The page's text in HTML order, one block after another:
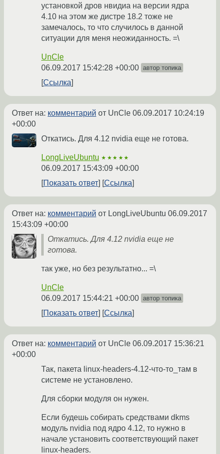
установкой дров нвидиа на версии ядра
4.10 на этом же дистре 18.2 тоже не
замечалось, то что случилось в данной
ситуации для меня неожиданность. =\
UnCle
06.09.2017 15:42:28 +00:00 автор топика
Ссылка
Ответ на: комментарий от UnCle 06.09.2017 10:24:19
+00:00
Откатись. Для 4.12 nvidia еще не готова.
LongLiveUbuntu ★★★★★
06.09.2017 15:43:09 +00:00
Показать ответ
Ссылка
Ответ на: комментарий от LongLiveUbuntu 06.09.2017
15:43:09 +00:00
Откатись. Для 4.12 nvidia еще не
готова.
так уже, но без результатно... =\
UnCle
06.09.2017 15:44:21 +00:00 автор топика
Показать ответ Ссылка
Ответ на: комментарий от UnCle 06.09.2017 15:36:21
+00:00
Так, пакета linux-headers-4.12-что-то_там в
системе не установлено.
Для сборки модуля он нужен.
Если будешь собирать средствами dkms
модуль nvidia под ядро 4.12, то нужно в
начале установить соответствующий пакет
linux-headers.